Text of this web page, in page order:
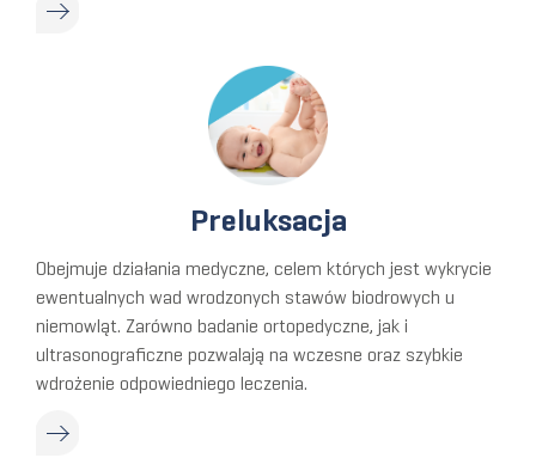
Preluksacja
Obejmuje działania medyczne, celem których jest wykrycie
ewentualnych wad wrodzonych stawów biodrowych u
niemowląt. Zarówno badanie ortopedyczne, jak i
ultrasonograficzne pozwalają na wczesne oraz szybkie
wdrożenie odpowiedniego leczenia.